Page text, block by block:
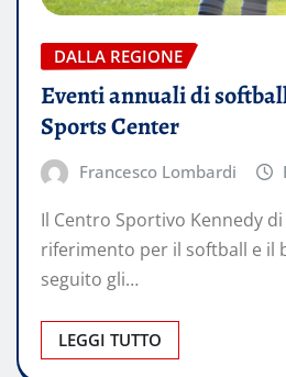
DALLA REGIONE
Eventi annuali di
Sports Center
Francesco Lombardi
Il Centro Sportivo Kennedy
riferimento per il softball e il
seguito gli…
LEGGI TUTTO